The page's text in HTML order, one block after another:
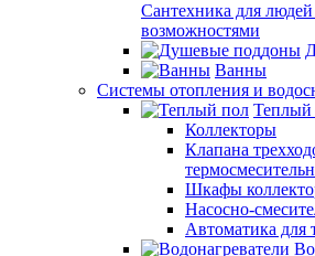
Сантехника для
возможностями
Ванны
Системы отопления и
Теплый
Коллекторы
Клапана
Шкафы
Насосно-
Автоматика для